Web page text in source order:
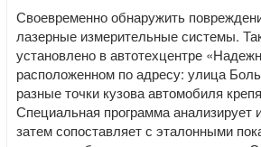
Своевременно обнаружить
лазерные измерительные системы.
установлено в автотехцентре
расположенном по адресу: улица
разные точки кузова автомобиля
Специальная программа анализирует
затем сопоставляет с эталонными